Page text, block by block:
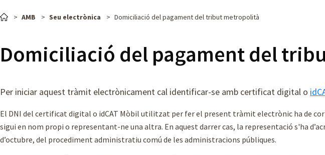
AMB Seu electrònica Domiciliació del pagament del tribut metropolità
Domiciliació del pagament del
Per iniciar aquest tràmit electrònicament cal identificar-se amb certificat digital o
El DNI del certificat digital o idCAT Mòbil utilitzat per fer el present tràmit electrònic ha de
sigui en nom propi o representant-ne una altra. En aquest darrer cas, la representació s'ha
d’octubre, del procediment administratiu comú de les administracions públiques.